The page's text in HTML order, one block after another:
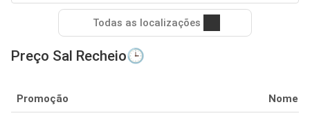
Todas as localizações
Preço Sal Recheio🕒
Promoção Nome